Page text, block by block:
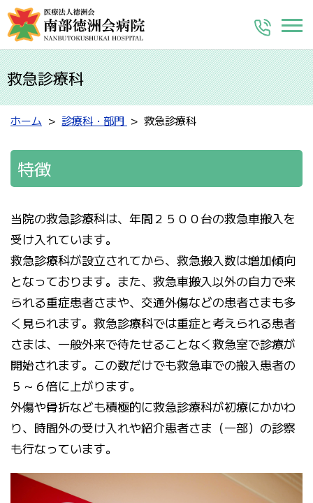
救急診療科
ホーム 診療科・部門 救急診療科
特徴
当院の救急診療科は、年間２５００台の救急車搬入を
受け入れています。
救急診療科が設立されてから、救急搬入数は増加傾向
となっております。また、救急車搬入以外の自力で来
られる重症患者さまや、交通外傷などの患者さまも多
く見られます。救急診療科では重症と考えられる患者
さまは、一般外来で待たせることなく救急室で診療が
開始されます。この数だけでも救急車での搬入患者の
５～６倍に上がります。
外傷や骨折なども積極的に救急診療科が初療にかかわ
り、時間外の受け入れや紹介患者さま（一部）の診察
も行なっています。